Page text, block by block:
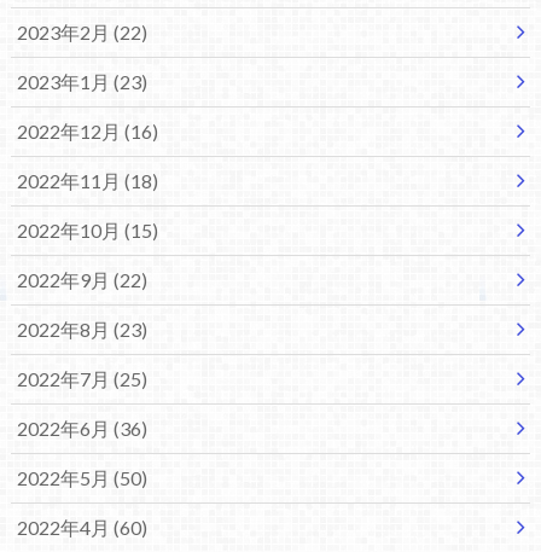
2023年2月 (22)
2023年1月 (23)
2022年12月 (16)
2022年11月 (18)
2022年10月 (15)
2022年9月 (22)
2022年8月 (23)
2022年7月 (25)
2022年6月 (36)
2022年5月 (50)
2022年4月 (60)